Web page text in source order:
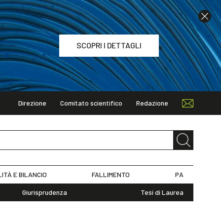
SCOPRI I DETTAGLI
Direzione Comitato scientifico Redazione
E BILANCIO FALLIMENTO PA
Giurisprudenza Tesi di Laurea